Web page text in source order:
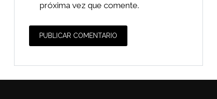
próxima vez que comente.